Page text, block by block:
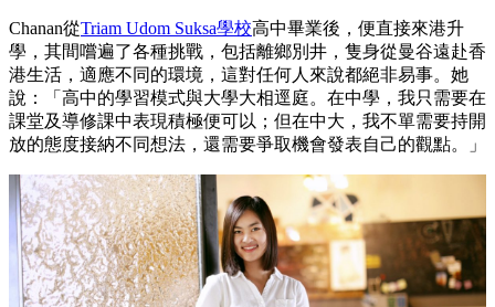
Chanan從Triam Udom Suksa學校高中畢業後，便直接來港升
學，其間嚐遍了各種挑戰，包括離鄉別井，隻身從曼谷遠赴香
港生活，適應不同的環境，這對任何人來說都絕非易事。她
說：「高中的學習模式與大學大相逕庭。在中學，我只需要在
課堂及導修課中表現積極便可以；但在中大，我不單需要持開
放的態度接納不同想法，還需要爭取機會發表自己的觀點。」